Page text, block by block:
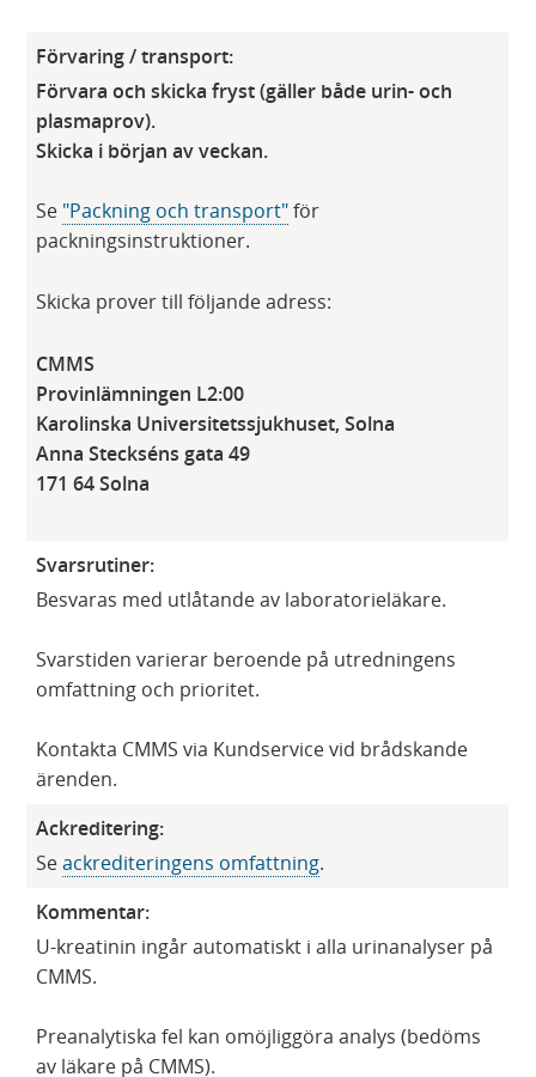
Förvaring / transport:
Förvara och skicka fryst (gäller både urin- och
plasmaprov).
Skicka i början av veckan.
Se "Packning och transport"för
packningsinstruktioner.
Skicka prover till följande adress:
CMMS
Provinlämningen L2:00
Karolinska Universitetssjukhuset, Solna
Anna Steckséns gata 49
171 64 Solna
Svarsrutiner:
Besvaras med utlåtande av laboratorieläkare.
Svarstiden varierar beroende på utredningens
omfattning och prioritet.
Kontakta CMMS via Kundservice vid brådskande
ärenden.
Ackreditering:
Seackrediteringens omfattning.
Kommentar:
U-kreatinin ingår automatiskt i alla urinanalyser på
CMMS.
Preanalytiska fel kan omöjliggöra analys (bedöms
av läkare på CMMS).